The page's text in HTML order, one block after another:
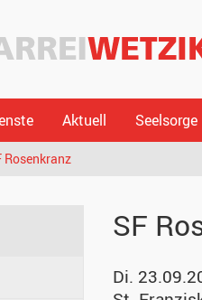
Aktuell Seelsorge
Rosenkranz
SF
Di.